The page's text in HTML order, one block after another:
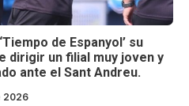
de Espanyol’ su
dirigir un filial muy joven y
ante el Sant Andreu.
2026